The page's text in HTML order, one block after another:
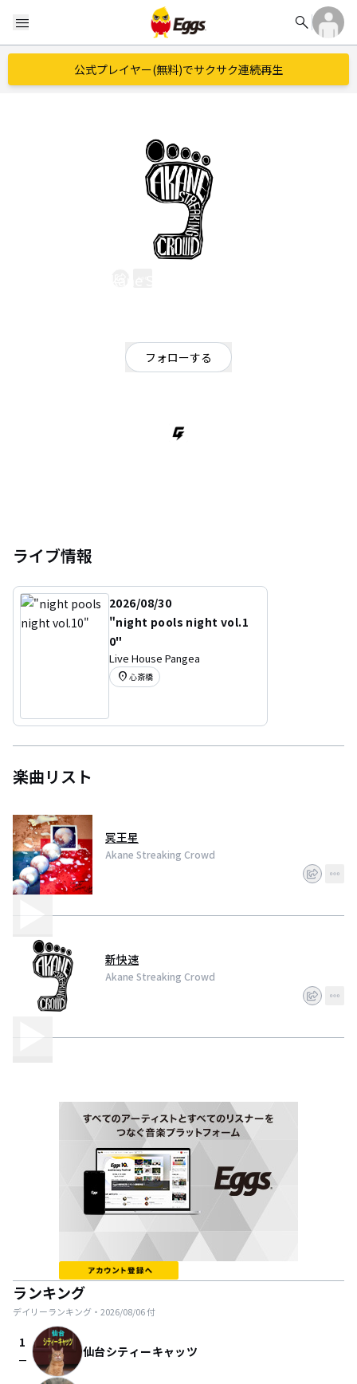
menu search
公式プレイヤー(無料)でサクサク連続再生
フォローする
ライブ情報
2026/08/30
"night pools night vol.1
0"
Live House Pangea
location_on 心斎橋
楽曲リスト
冥王星
Akane Streaking Crowd
新快速
Akane Streaking Crowd
ランキング
デイリーランキング・ 2026/08/06付
1
check_indeterminate_small 仙台シティーキャッツ